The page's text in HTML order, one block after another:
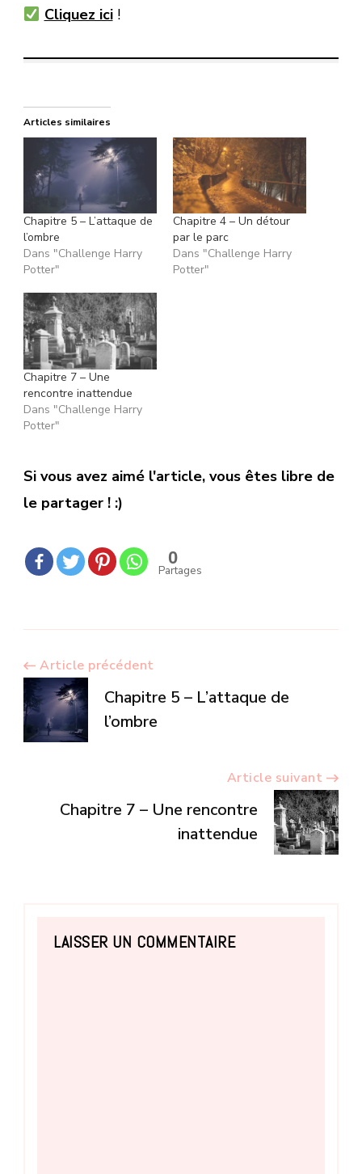
Cliquez ici !
Articles similaires
Chapitre 5 – L’attaque de
l’ombre
Dans "Challenge Harry
Potter"
Chapitre 4 – Un détour
par le parc
Dans "Challenge Harry
Potter"
Chapitre 7 – Une
rencontre inattendue
Dans "Challenge Harry
Potter"
Si vous avez aimé l'article, vous êtes libre de
le partager ! :)
0
Partages
Navigation
d’article
Article précédent
Chapitre 5 – L’attaque de
l’ombre
Article suivant
Chapitre 7 – Une rencontre
inattendue
LAISSER UN COMMENTAIRE